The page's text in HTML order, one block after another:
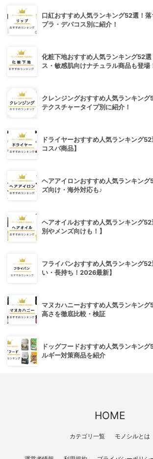
口紅おすすめ人気ランキング52選！
プラ・デパコス別に紹介！
化粧下地おすすめ人気ランキング52
ス・敏感肌向けナチュラル商品も登場
クレンジングおすすめ人気ランキング
テクスチャータイプ別に紹介！
ドライヤーおすすめ人気ランキング52
コスパ商品】
ヘアアイロンおすすめ人気ランキング
ズ向け・海外対応も♪
ヘアオイルおすすめ人気ランキング
別やメンズ向けも！】
フライパンおすすめ人気ランキング
い・長持ち！2026最新】
マヌカハニーおすすめ人気ランキン
高さを徹底比較・検証
ドッグフードおすすめ人気ランキン
ルギー対策商品を紹介
HOME
カテゴリ一覧 モノシルとは